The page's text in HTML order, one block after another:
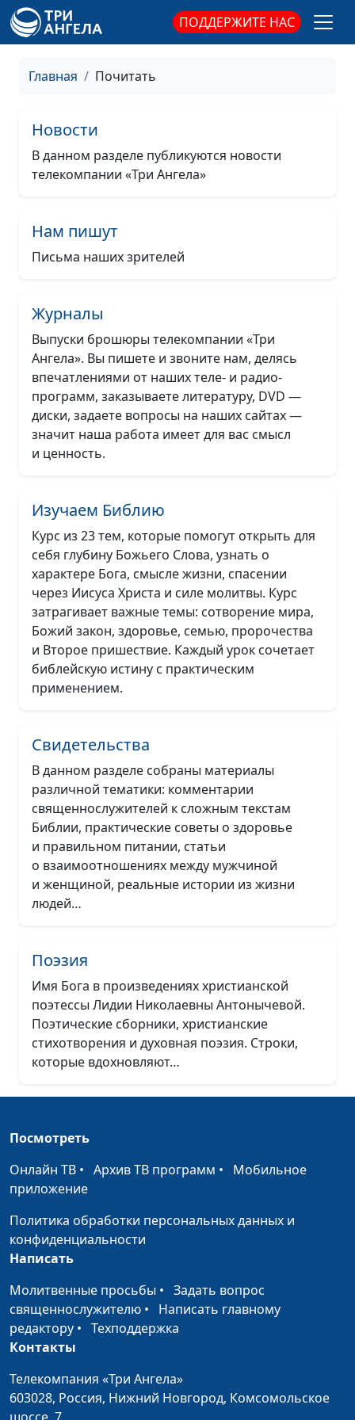
ПОДДЕРЖИТЕ НАС
Главная Почитать
Новости
В данном разделе публикуются новости
телекомпании «Три Ангела»
Нам пишут
Письма наших зрителей
Журналы
Выпуски брошюры телекомпании «Три
Ангела». Вы пишете и звоните нам, делясь
впечатлениями от наших теле- и радио-
программ, заказываете литературу, DVD —
диски, задаете вопросы на наших сайтах —
значит наша работа имеет для вас смысл
и ценность.
Изучаем Библию
Курс из 23 тем, которые помогут открыть для
себя глубину Божьего Слова, узнать о
характере Бога, смысле жизни, спасении
через Иисуса Христа и силе молитвы. Курс
затрагивает важные темы: сотворение мира,
Божий закон, здоровье, семью, пророчества
и Второе пришествие. Каждый урок сочетает
библейскую истину с практическим
применением.
Свидетельства
В данном разделе собраны материалы
различной тематики: комментарии
священнослужителей к сложным текстам
Библии, практические советы о здоровье
и правильном питании, статьи
о взаимоотношениях между мужчиной
и женщиной, реальные истории из жизни
людей…
Поэзия
Имя Бога в произведениях христианской
поэтессы Лидии Николаевны Антонычевой.
Поэтические сборники, христианские
стихотворения и духовная поэзия. Строки,
которые вдохновляют…
Посмотреть
Онлайн ТВ • Архив ТВ программ • Мобильное
приложение
Политика обработки персональных данных и
конфиденциальности
Написать
Молитвенные просьбы • Задать вопрос
священнослужителю • Написать главному
редактору • Техподдержка
Контакты
Телекомпания «Три Ангела»
603028, Россия, Нижний Новгород, Комсомольское